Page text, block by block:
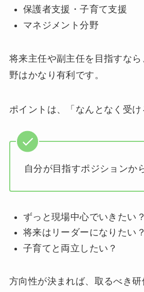
保護者支援・子育て支援
マネジメント分野
将来主任や副主任を目指すな
野はかなり有利です。
ポイントは、「なんとなく受け
自分が目指すポジションか
ずっと現場中心でいきたい？
将来はリーダーになりたい？
子育てと両立したい？
方向性が決まれば、取るべき研